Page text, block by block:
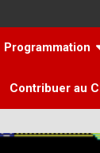
Programmation
Contribuer au